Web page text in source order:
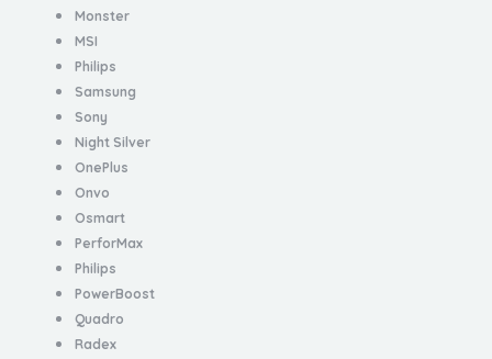
Monster
MSI
Philips
Samsung
Sony
Night Silver
OnePlus
Onvo
Osmart
PerforMax
Philips
PowerBoost
Quadro
Radex